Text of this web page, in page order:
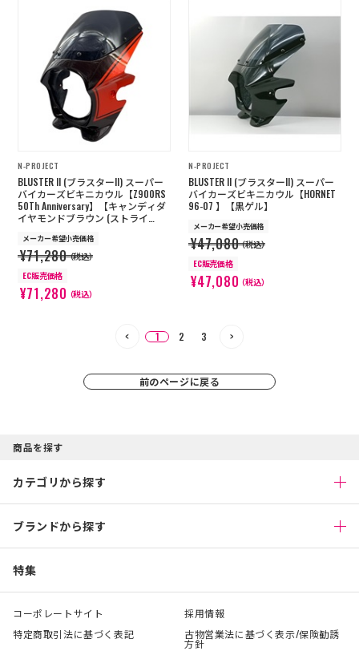
N-PROJECT
BLUSTER II (ブラスターII) スーパー
バイカーズビキニカウル【Z900RS
50Th Anniversary】【キャンディダ
イヤモンドブラウン (ストライ
メーカー希望小売価格
¥71,280（税込）
EC販売価格
¥71,280（税込）
N-PROJECT
BLUSTER II (ブラスターII) スーパー
バイカーズビキニカウル【HORNET
96-07 】【黒ゲル】
メーカー希望小売価格
¥47,080（税込）
EC販売価格
¥47,080（税込）
1 2 3
前のページに戻る
商品を探す
カテゴリから探す
ブランドから探す
特集
コーポレートサイト
採用情報
特定商取引法に基づく表記
古物営業法に基づく表示/保険勧誘
方針